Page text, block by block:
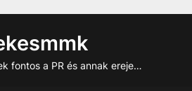
fontos a PR és annak ereje…